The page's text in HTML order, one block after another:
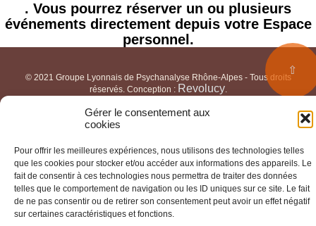
Gérer le consentement aux
cookies
Pour offrir les meilleures expériences, nous utilisons des technologies telles
que les cookies pour stocker et/ou accéder aux informations des appareils. Le
fait de consentir à ces technologies nous permettra de traiter des données
telles que le comportement de navigation ou les ID uniques sur ce site. Le fait
de ne pas consentir ou de retirer son consentement peut avoir un effet négatif
sur certaines caractéristiques et fonctions.
. Vous pourrez réserver un ou plusieurs
événements directement depuis votre Espace
personnel.
⇧
© 2021 Groupe Lyonnais de Psychanalyse Rhône-Alpes - Tous droits
réservés. Conception : Revolucy.
personnelles|Cookies